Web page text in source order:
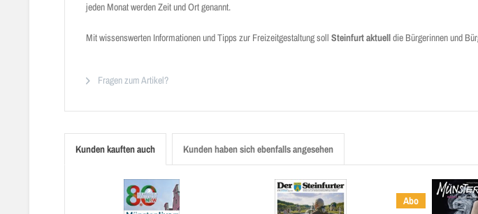
jeden Monat werden Zeit und Ort genannt.
Mit wissenswerten Informationen und Tipps zur Freizeitgestaltung soll Steinfurt aktuelldie Bürgerinnen und
Fragen zum Artikel?
Kunden kauften auch Kunden haben sich ebenfalls angesehen
Abo